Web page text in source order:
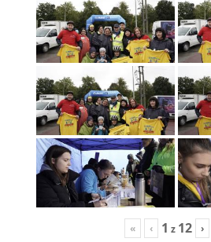
« ‹ 1 z 12 ›